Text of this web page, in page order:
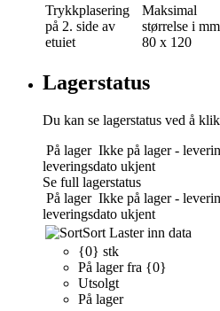
Trykkplasering
på 2. side av
etuiet
Maksimal
størrelse i mm
80 x 120
Lagerstatus
Du kan se lagerstatus ved å
På lager Ikke på lager -
leveringsdato ukjent
Se full lagerstatus
På lager Ikke på lager -
leveringsdato ukjent
Sort Laster inn data
{0} stk
På lager fra {0}
Utsolgt
På lager